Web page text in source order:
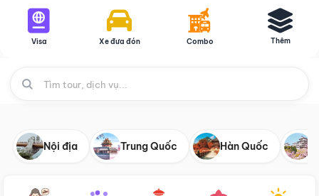
Visa Xe đưa đón Combo Thêm
Nội địa Trung Quốc Hàn Quốc